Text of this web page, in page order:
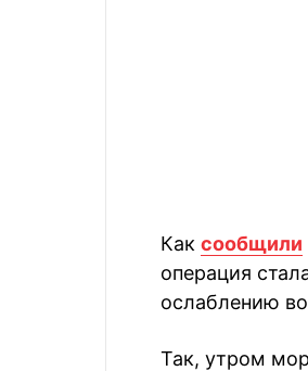
Как сообщили
операция
ослаблению
Так, утром